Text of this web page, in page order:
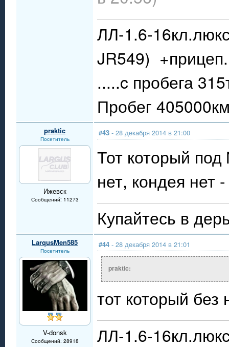
ЛЛ-1.6-
JR549) +прицеп.
.....c пробега
Пробег
praktic
Посетитель
Ижевск
Сообщений: 11273
#43 - 28 декабря 2014 в 21:00
Тот который
нет, кондея нет
Купайтесь в
LarqusMen585
Посетитель
V-donsk
Сообщений: 28918
#44 - 28 декабря 2014 в 21:01
praktic:
тот который
ЛЛ-1.6-